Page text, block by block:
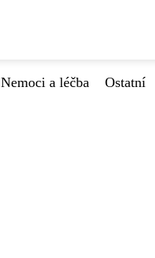
Nemoci a léčba Ostatní